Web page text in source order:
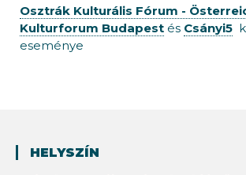
Osztrák Kulturális Fórum -
Kulturforum Budapest és Csányi5
eseménye
HELYSZÍN